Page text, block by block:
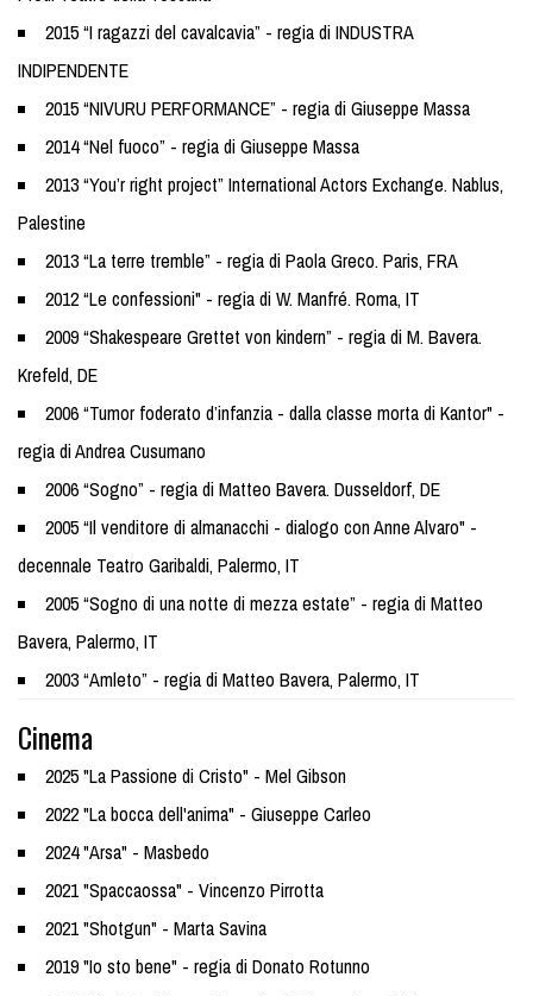
2015 “I ragazzi del cavalcavia” - regia di INDUSTRA
INDIPENDENTE
2015 “NIVURU PERFORMANCE” - regia di Giuseppe Massa
2014 “Nel fuoco” - regia di Giuseppe Massa
2013 “You’r right project” International Actors Exchange. Nablus,
Palestine
2013 “La terre tremble” - regia di Paola Greco. Paris, FRA
2012 “Le confessioni" - regia di W. Manfré. Roma, IT
2009 “Shakespeare Grettet von kindern” - regia di M. Bavera.
Krefeld, DE
2006 “Tumor foderato d’infanzia - dalla classe morta di Kantor" -
regia di Andrea Cusumano
2006 “Sogno” - regia di Matteo Bavera. Dusseldorf, DE
2005 “Il venditore di almanacchi - dialogo con Anne Alvaro" -
decennale Teatro Garibaldi, Palermo, IT
2005 “Sogno di una notte di mezza estate” - regia di Matteo
Bavera, Palermo, IT
2003 “Amleto” - regia di Matteo Bavera, Palermo, IT
Cinema
2025 "La Passione di Cristo" - Mel Gibson
2022 "La bocca dell'anima" - Giuseppe Carleo
2024 "Arsa" - Masbedo
2021 "Spaccaossa" - Vincenzo Pirrotta
2021 "Shotgun" - Marta Savina
2019 "Io sto bene" - regia di Donato Rotunno